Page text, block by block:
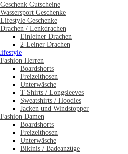
Geschenk Gutscheine
Wassersport Geschenke
Lifestyle Geschenke
Drachen / Lenkdrachen
Einleiner Drachen
2-Leiner Drachen
Fashion Herren
Boardshorts
Freizeithosen
Unterwäsche
T-Shirts / Longsleeves
Sweatshirts / Hoodies
Jacken und Windstopper
Fashion Damen
Boardshorts
Freizeithosen
Unterwäsche
Bikinis / Badeanzüge